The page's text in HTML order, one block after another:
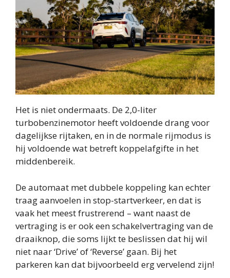
Het is niet ondermaats. De 2,0-liter
turbobenzinemotor heeft voldoende drang voor
dagelijkse rijtaken, en in de normale rijmodus is
hij voldoende wat betreft koppelafgifte in het
middenbereik.
De automaat met dubbele koppeling kan echter
traag aanvoelen in stop-startverkeer, en dat is
vaak het meest frustrerend – want naast de
vertraging is er ook een schakelvertraging van de
draaiknop, die soms lijkt te beslissen dat hij wil
niet naar ‘Drive’ of ‘Reverse’ gaan. Bij het
parkeren kan dat bijvoorbeeld erg vervelend zijn!